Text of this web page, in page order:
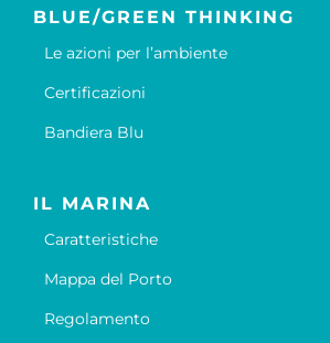
BLUE/GREEN THINKING
Le azioni per l’ambiente
Certificazioni
Bandiera Blu
IL MARINA
Caratteristiche
Mappa del Porto
Regolamento